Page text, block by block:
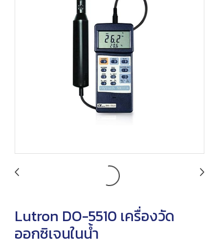
Lutron DO-5510 เครื่องวัด
ออกซิเจนในน้ำ